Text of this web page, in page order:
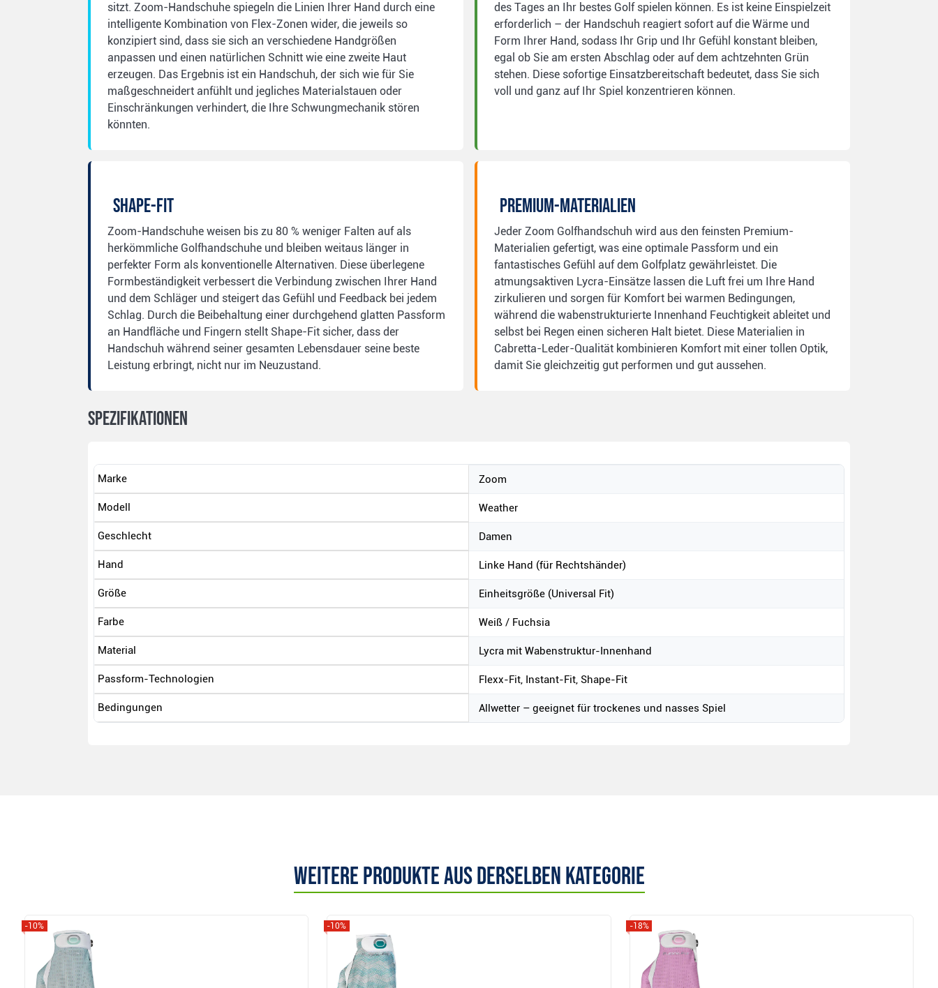
sitzt. Zoom-Handschuhe spiegeln die Linien Ihrer Hand durch eine
intelligente Kombination von Flex-Zonen wider, die jeweils so
konzipiert sind, dass sie sich an verschiedene Handgrößen
anpassen und einen natürlichen Schnitt wie eine zweite Haut
erzeugen. Das Ergebnis ist ein Handschuh, der sich wie für Sie
maßgeschneidert anfühlt und jegliches Materialstauen oder
Einschränkungen verhindert, die Ihre Schwungmechanik stören
könnten.
des Tages an Ihr bestes Golf spielen können. Es ist keine Einspielzeit
erforderlich – der Handschuh reagiert sofort auf die Wärme und
Form Ihrer Hand, sodass Ihr Grip und Ihr Gefühl konstant bleiben,
egal ob Sie am ersten Abschlag oder auf dem achtzehnten Grün
stehen. Diese sofortige Einsatzbereitschaft bedeutet, dass Sie sich
voll und ganz auf Ihr Spiel konzentrieren können.
SHAPE-FIT
Zoom-Handschuhe weisen bis zu 80 % weniger Falten auf als
herkömmliche Golfhandschuhe und bleiben weitaus länger in
perfekter Form als konventionelle Alternativen. Diese überlegene
Formbeständigkeit verbessert die Verbindung zwischen Ihrer Hand
und dem Schläger und steigert das Gefühl und Feedback bei jedem
Schlag. Durch die Beibehaltung einer durchgehend glatten Passform
an Handfläche und Fingern stellt Shape-Fit sicher, dass der
Handschuh während seiner gesamten Lebensdauer seine beste
Leistung erbringt, nicht nur im Neuzustand.
PREMIUM-MATERIALIEN
Jeder Zoom Golfhandschuh wird aus den feinsten Premium-
Materialien gefertigt, was eine optimale Passform und ein
fantastisches Gefühl auf dem Golfplatz gewährleistet. Die
atmungsaktiven Lycra-Einsätze lassen die Luft frei um Ihre Hand
zirkulieren und sorgen für Komfort bei warmen Bedingungen,
während die wabenstrukturierte Innenhand Feuchtigkeit ableitet und
selbst bei Regen einen sicheren Halt bietet. Diese Materialien in
Cabretta-Leder-Qualität kombinieren Komfort mit einer tollen Optik,
damit Sie gleichzeitig gut performen und gut aussehen.
Spezifikationen
Marke Zoom
Modell Weather
Geschlecht Damen
Hand Linke Hand (für Rechtshänder)
Größe Einheitsgröße (Universal Fit)
Farbe Weiß / Fuchsia
Material Lycra mit Wabenstruktur-Innenhand
Passform-Technologien Flexx-Fit, Instant-Fit, Shape-Fit
Bedingungen Allwetter – geeignet für trockenes und nasses Spiel
Weitere Produkte aus derselben Kategorie
-10% -10% -18%